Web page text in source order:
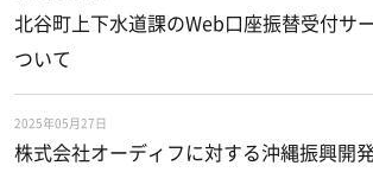
北谷町上下水道課のWeb口座振替受付サ
ついて
2025年05月27日
株式会社オーディフに対する沖縄振興開